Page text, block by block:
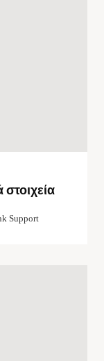
Support